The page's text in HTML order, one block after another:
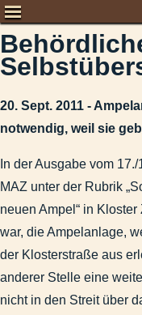
Chronisten
Kommentare zur
Deutschland
Kommunal
Mai 2013:
MAZ vom 8./9. Sept.
MAZ: 13.6.12
Behördliche
Geburtsort Jüterbog
Zur Verdopplung der
Zum
20. Sept. 2011 -
notwendig, weil sie
In der Ausgabe vom
MAZ unter der Rubrik
neuen Ampel“ in
war, die Ampelanlage,
der Klosterstraße aus
anderer Stelle eine
nicht in den Streit über